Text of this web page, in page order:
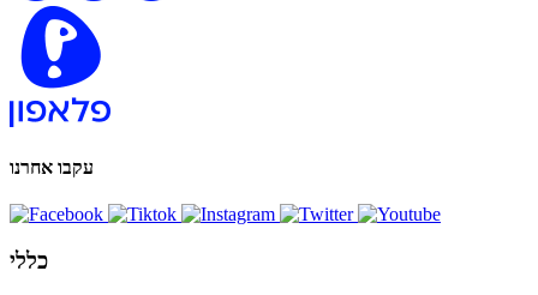
עקבו אחרנו
כללי